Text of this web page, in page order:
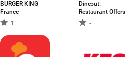
BURGER KING
France
1
Dineout:
Restaurant Offers
-